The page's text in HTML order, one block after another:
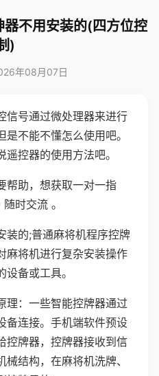
不用安装的(四方位控
)
年08月07日
信号通过微处理器来进行
不能不懂怎么使用吧。
控器的使用方法吧。
帮助，想获取一对一指
时交流 。
装的;普通麻将机程序控牌
麻将机进行复杂安装操作
备或工具。
理：一些智能控牌器通过
备连接。手机端软件预设
控牌器，控牌器接收到信
结构，在麻将机洗牌、